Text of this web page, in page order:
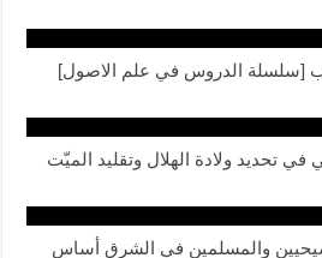
[سلسلة الدروس في علم الاصول]
في تحديد ولادة الهلال وتقليد الميّت
والمسلمين في الشرق أساس